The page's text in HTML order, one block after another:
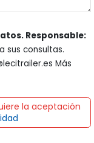
Responsable:
sus consultas.
Más
la aceptación